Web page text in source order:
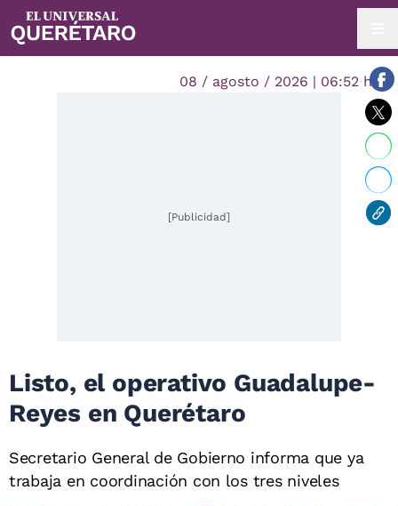
08 / agosto / 2026 | 06:52 hrs.
[Publicidad]
Listo, el operativo Guadalupe-
Reyes en Querétaro
Secretario General de Gobierno informa que ya
trabaja en coordinación con los tres niveles